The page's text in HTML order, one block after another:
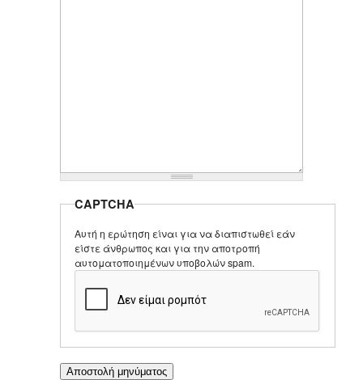
CAPTCHA
Αυτή η ερώτηση είναι για να διαπιστωθεί εάν
είστε άνθρωπος και για την αποτροπή
αυτοματοποιημένων υποβολών spam.